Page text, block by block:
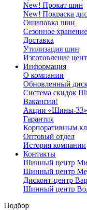
New! Прокат шин
New! Покраска
Ошиповка шин
Сезонное
Доставка
Утилизация шин
Изготовление
Информация
О компании
Обновленный
Система скидок
Вакансии!
Акции «Шины-33»
Гарантия
Корпоративным
Оптовый отдел
История компании
Контакты
Шинный центр
Шинный центр
Дисконт-центр
Шинный центр
Подбор